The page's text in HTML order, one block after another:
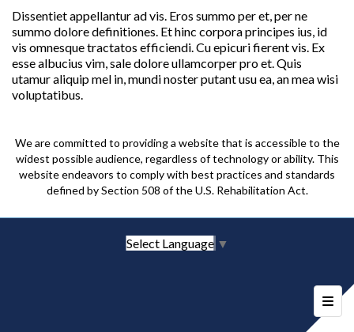
Dissentiet appellantur ad vis. Eros summo per et, per ne
summo dolore definitiones. Et hinc corpora principes ius, id
vis omnesque tractatos efficiendi. Cu epicuri fierent vis. Ex
esse albucius vim, sale dolore ullamcorper pro et. Quis
utamur aliquip mel in, mundi noster putant usu ea, an mea wisi
voluptatibus.
We are committed to providing a website that is accessible to the
widest possible audience, regardless of technology or ability. This
website endeavors to comply with best practices and standards
defined by Section 508 of the U.S. Rehabilitation Act.
Select Language ▼